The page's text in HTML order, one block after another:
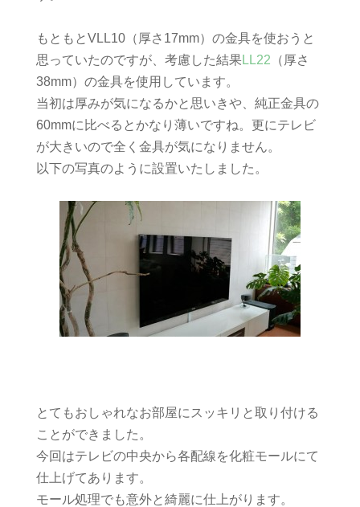
もともとVLL10（厚さ17mm）の金具を使おうと
思っていたのですが、考慮した結果LL22 （厚さ
38mm）の金具を使用しています。
当初は厚みが気になるかと思いきや、純正金具の
60mmに比べるとかなり薄いですね。更にテレビ
が大きいので全く金具が気になりません。
以下の写真のように設置いたしました。
とてもおしゃれなお部屋にスッキリと取り付ける
ことができました。
今回はテレビの中央から各配線を化粧モールにて
仕上げてあります。
モール処理でも意外と綺麗に仕上がります。